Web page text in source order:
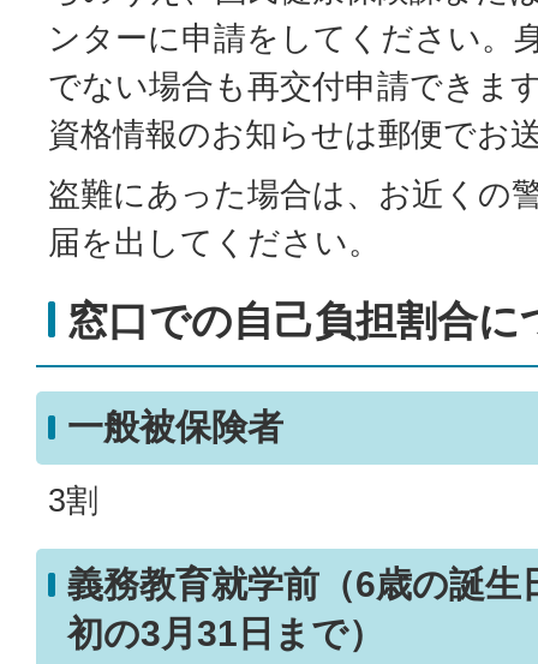
ンターに申請をしてください。
でない場合も再交付申請できま
資格情報のお知らせは郵便でお
盗難にあった場合は、お近くの
届を出してください。
窓口での自己負担割合に
一般被保険者
3割
義務教育就学前（6歳の誕生
初の3月31日まで）